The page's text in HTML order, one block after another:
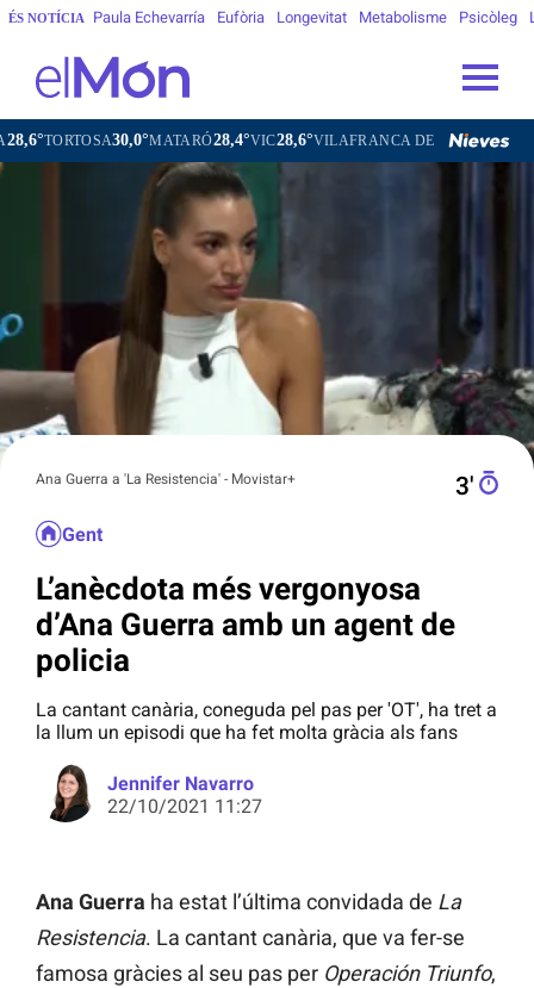
ÉS NOTÍCIA Paula Echevarría Eufòria Longevitat Metabolisme Psicòleg
TORTOSA30,0°MATARÓ28,4°VIC28,6°VILAFRANCA DEL PENEDÈS27,4°
Ana Guerra a 'La Resistencia' - Movistar+ 3′
Gent
L’anècdota més vergonyosa
d’Ana Guerra amb un agent de
policia
La cantant canària, coneguda pel pas per 'OT', ha tret a
la llum un episodi que ha fet molta gràcia als fans
Jennifer Navarro
22/10/2021 11:27
Ana Guerra ha estat l’última convidada de La
Resistencia. La cantant canària, que va fer-se
famosa gràcies al seu pas per Operación Triunfo,